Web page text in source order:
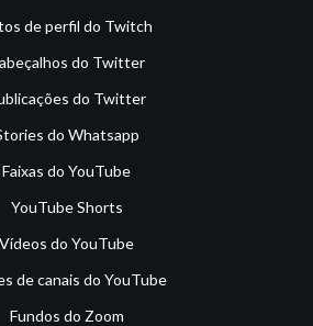
de perfil do Twitch
do Twitter
do Twitter
do Whatsapp
Faixas do YouTube
YouTube Shorts
Vídeos do YouTube
de canais do YouTube
Fundos do Zoom